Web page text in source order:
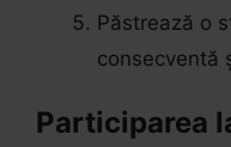
Păstrează o
consecventă
Participarea